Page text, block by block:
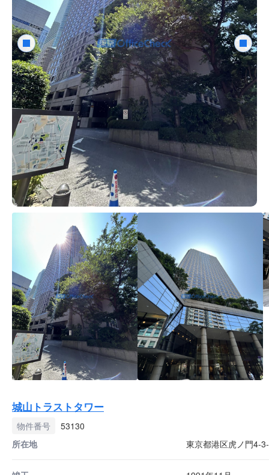
城山トラストタワー
物件番号
53130
所在地
東京都港区虎ノ門4-